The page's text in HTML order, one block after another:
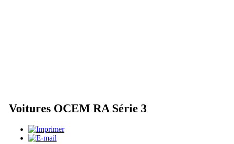
Voitures OCEM RA Série 3